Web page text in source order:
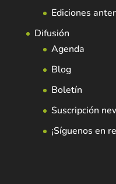
Ediciones
Difusión
Agenda
Blog
Boletín
Suscripción
¡Síguenos en